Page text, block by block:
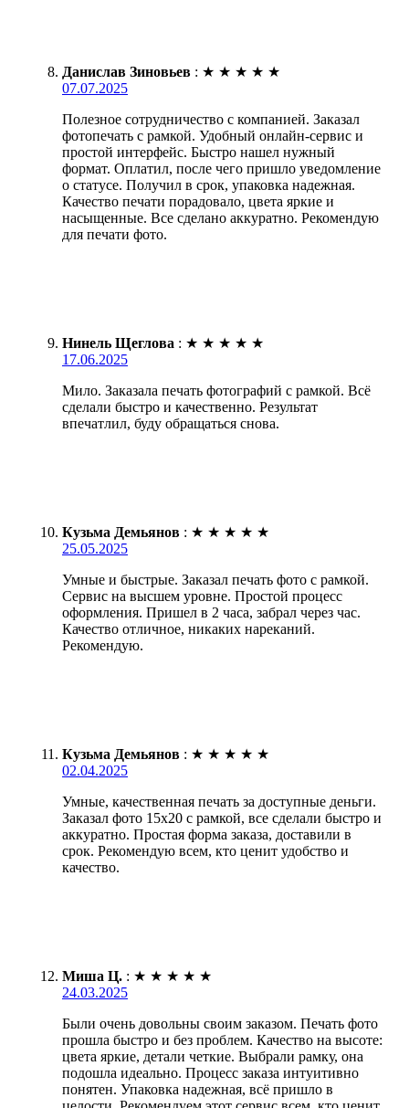
Данислав Зиновьев : ★ ★ ★ ★ ★
07.07.2025
Полезное сотрудничество с компанией. Заказал
фотопечать с рамкой. Удобный онлайн-сервис и
простой интерфейс. Быстро нашел нужный
формат. Оплатил, после чего пришло уведомление
о статусе. Получил в срок, упаковка надежная.
Качество печати порадовало, цвета яркие и
насыщенные. Все сделано аккуратно. Рекомендую
для печати фото.
Нинель Щеглова : ★ ★ ★ ★ ★
17.06.2025
Мило. Заказала печать фотографий с рамкой. Всё
сделали быстро и качественно. Результат
впечатлил, буду обращаться снова.
Кузьма Демьянов : ★ ★ ★ ★ ★
25.05.2025
Умные и быстрые. Заказал печать фото с рамкой.
Сервис на высшем уровне. Простой процесс
оформления. Пришел в 2 часа, забрал через час.
Качество отличное, никаких нареканий.
Рекомендую.
Кузьма Демьянов : ★ ★ ★ ★ ★
02.04.2025
Умные, качественная печать за доступные деньги.
Заказал фото 15х20 с рамкой, все сделали быстро и
аккуратно. Простая форма заказа, доставили в
срок. Рекомендую всем, кто ценит удобство и
качество.
Миша Ц. : ★ ★ ★ ★ ★
24.03.2025
Были очень довольны своим заказом. Печать фото
прошла быстро и без проблем. Качество на высоте:
цвета яркие, детали четкие. Выбрали рамку, она
подошла идеально. Процесс заказа интуитивно
понятен. Упаковка надежная, всё пришло в